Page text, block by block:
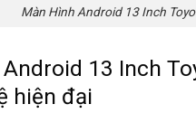
Màn Hình Android 13 Inch
13 Inch
hiện đại